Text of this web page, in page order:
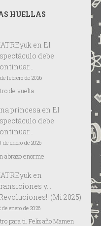
HUELLAS
en El
debe
febrero de 2026
de vuelta
princesaen El
debe
de enero de 2026
abrazo enorme
en
y…
(Mi 2025)
de enero de 2026
para ti. Feliz año Mamen